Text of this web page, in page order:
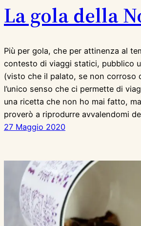
La gola della
Più per gola, che per attinenza al
contesto di viaggi statici, pubblico
(visto che il palato, se non corroso
l’unico senso che ci permette di
una ricetta che non ho mai fatto,
proverò a riprodurre avvalendomi
27 Maggio 2020